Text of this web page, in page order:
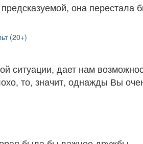
она перестала
(20+)
ситуации, дает нам
то, значит, однажды Вы